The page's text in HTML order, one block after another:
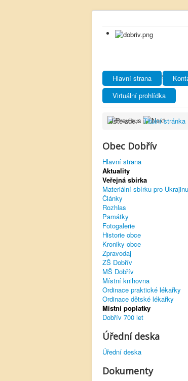
Hlavní strana
Virtuální prohlídka
Jste zde: Titulní stránka
Obec Dobřív
Hlavní strana
Aktuality
Veřejná sbírka
Materiální sbírku pro Ukrajinu
Články
Rozhlas
Památky
Fotogalerie
Historie obce
Kroniky obce
Zpravodaj
ZŠ Dobřív
MŠ Dobřív
Místní knihovna
Ordinace praktické lékařky
Ordinace dětské lékařky
Místní poplatky
Dobřív 700 let
Úřední deska
Úřední deska
Dokumenty